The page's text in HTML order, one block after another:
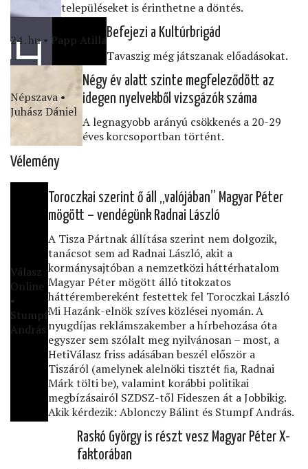
településeket is érinthetne a döntés.
24․hu • Papp Atilla Befejezi a Kultúrbrigád
Tavaszig még játszanak előadásokat.
Népszava •
Juhász Dániel
Négy év alatt szinte megfeleződött az
idegen nyelvekből vizsgázók száma
A legnagyobb arányú csökkenés a 20-29
éves korcsoportban történt.
Vélemény
Válasz
Online
•
Stumpf
András
Toroczkai szerint ő áll „valójában” Magyar Péter
mögött – vendégünk Radnai László
A Tisza Pártnak állítása szerint nem dolgozik,
tanácsot sem ad Radnai László, akit a
kormánysajtóban a nemzetközi háttérhatalom
Magyar Péter mögött álló titokzatos
háttérembereként festettek fel Toroczkai László
Mi Hazánk-elnök szíves közlései nyomán. A
nyugdíjas reklámszakember a hírbehozása óta
egyszer sem szólalt meg nyilvánosan – most, a
HetiVálasz friss adásában beszél először a
Tiszáról (amelynek alelnöki tisztét ﬁa, Radnai
Márk tölti be), valamint korábbi politikai
megbízásairól SZDSZ-től Fideszen át a Jobbikig.
Akik kérdezik: Ablonczy Bálint és Stumpf András.
Raskó György is részt vesz Magyar Péter X-
faktorában